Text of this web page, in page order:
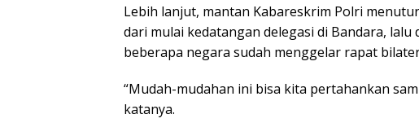
Lebih lanjut, mantan Kabareskrim Polri
dari mulai kedatangan delegasi di Bandara,
beberapa negara sudah menggelar rapat
“Mudah-mudahan ini bisa kita pertahankan
katanya.